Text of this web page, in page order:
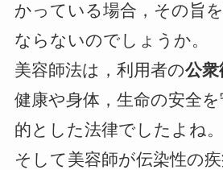
かっている場合，その旨
ならないのでしょうか。
美容師法は，利用者の公衆
健康や身体，生命の安全
的とした法律でしたよね。
そして美容師が伝染性の